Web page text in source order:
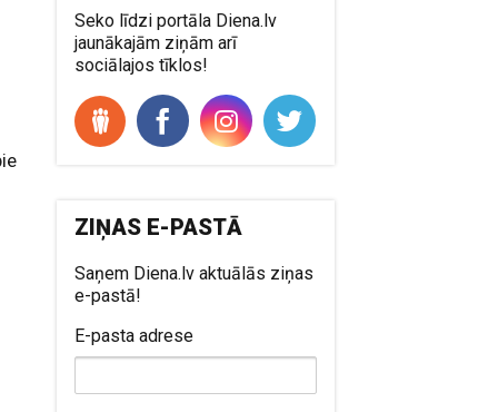
Seko līdzi portāla Diena.lv
jaunākajām ziņām arī
sociālajos tīklos!
ZIŅAS E-PASTĀ
Saņem Diena.lv aktuālās ziņas
e-pastā!
E-pasta adrese